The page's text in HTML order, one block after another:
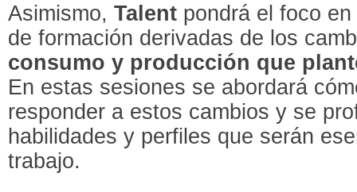
Asimismo,Talent pondrá el foco
de formación derivadas de los
consumo y producción que
En estas sesiones se abordará
responder a estos cambios y se
habilidades y perfiles que serán
trabajo.